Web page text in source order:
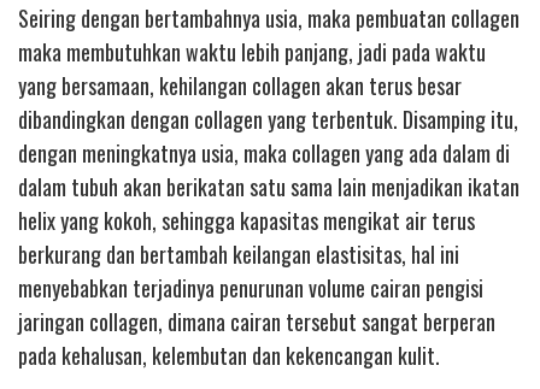
Seiring dengan bertambahnya usia, maka pembuatan collagen
maka membutuhkan waktu lebih panjang, jadi pada waktu
yang bersamaan, kehilangan collagen akan terus besar
dibandingkan dengan collagen yang terbentuk. Disamping itu,
dengan meningkatnya usia, maka collagen yang ada dalam di
dalam tubuh akan berikatan satu sama lain menjadikan ikatan
helix yang kokoh, sehingga kapasitas mengikat air terus
berkurang dan bertambah keilangan elastisitas, hal ini
menyebabkan terjadinya penurunan volume cairan pengisi
jaringan collagen, dimana cairan tersebut sangat berperan
pada kehalusan, kelembutan dan kekencangan kulit.